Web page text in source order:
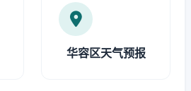
华容区天气预报